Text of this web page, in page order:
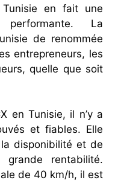
en fait une
performante. La
de renommée
entrepreneurs, les
quelle que soit
en Tunisie, il n’y a
et fiables. Elle
disponibilité et de
grande rentabilité.
de 40 km/h, il est